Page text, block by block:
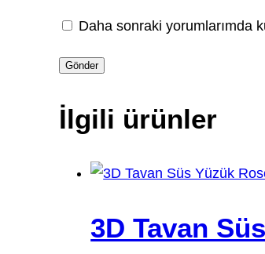
Daha sonraki yorumlarımda
İlgili ürünler
3D Tavan